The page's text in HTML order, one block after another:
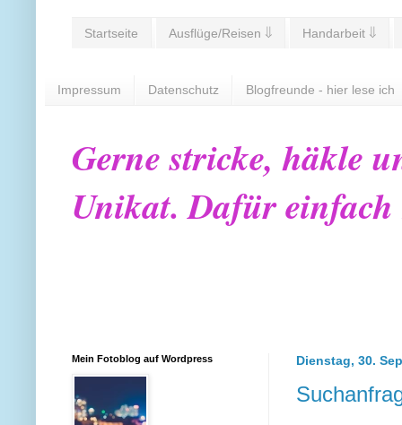
Startseite Ausflüge/Reisen ⇓ Handarbeit ⇓
Impressum Datenschutz Blogfreunde - hier lese ich
Gerne stricke, häkle
Unikat. Dafür
Dienstag, 30.
Mein Fotoblog auf Wordpress